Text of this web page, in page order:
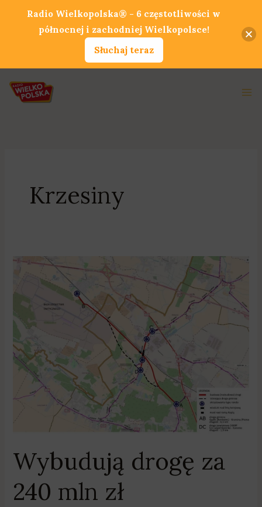
Krzesiny
Wybudują drogę za
240 mln zł
Wybudują
mln
Radio Wielkopolska® - 6 częstotliwości w
północnej i zachodniej Wielkopolsce!
Słuchaj teraz